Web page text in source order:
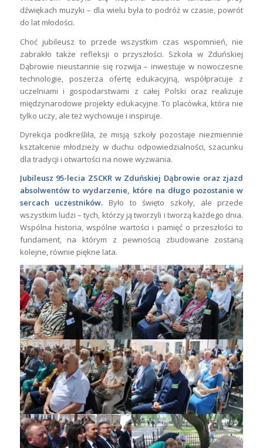
dźwiękach muzyki – dla wielu była to podróż w czasie, powrót
do lat młodości.
Choć jubileusz to przede wszystkim czas wspomnień, nie
zabrakło także refleksji o przyszłości. Szkoła w Zduńskiej
Dąbrowie nieustannie się rozwija – inwestuje w nowoczesne
technologie, poszerza ofertę edukacyjną, współpracuje z
uczelniami i gospodarstwami z całej Polski oraz realizuje
międzynarodowe projekty edukacyjne. To placówka, która nie
tylko uczy, ale też wychowuje i inspiruje.
Dyrekcja podkreśliła, że misją szkoły pozostaje niezmiennie
kształcenie młodzieży w duchu odpowiedzialności, szacunku
dla tradycji i otwartości na nowe wyzwania.
Jubileusz 95-lecia ZSCKR w Zduńskiej Dąbrowie oraz zjazd
absolwentów to wydarzenie, które na długo pozostanie w
sercach uczestników. Było to święto szkoły, ale przede
wszystkim ludzi – tych, którzy ją tworzyli i tworzą każdego dnia.
Wspólna historia, wspólne wartości i pamięć o przeszłości to
fundament, na którym z pewnością zbudowane zostaną
kolejne, równie piękne lata.